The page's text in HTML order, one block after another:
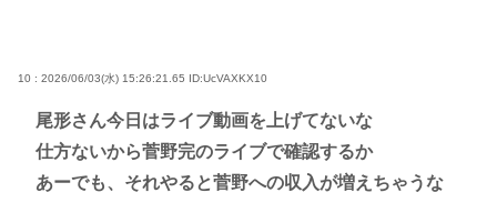
10 : 2026/06/03(水) 15:26:21.65 ID:UcVAXKX10
尾形さん今日はライブ動画を上げてないな
仕方ないから菅野完のライブで確認するか
あーでも、それやると菅野への収入が増えちゃうな